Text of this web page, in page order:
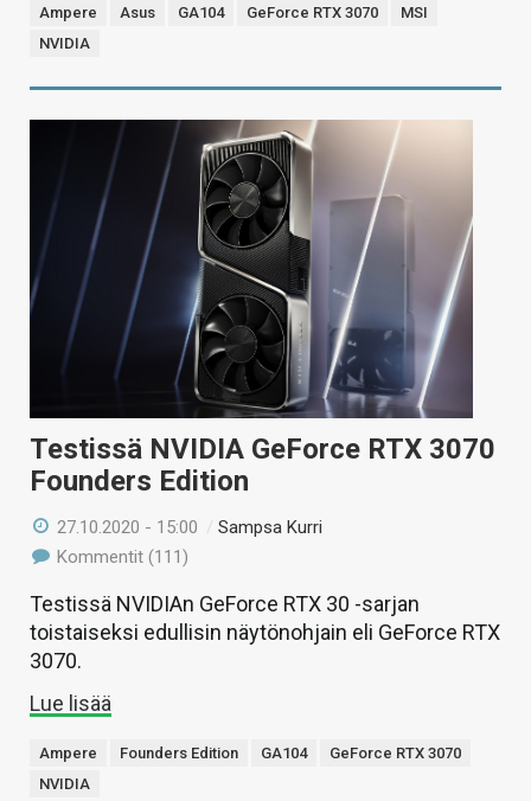
Ampere Asus GA104 GeForce RTX 3070
MSI
NVIDIA
Testissä NVIDIA GeForce RTX 3070
Founders Edition
27.10.2020 - 15:00 /Sampsa Kurri
Kommentit (111)
Testissä NVIDIAn GeForce RTX 30 -sarjan
toistaiseksi edullisin näytönohjain eli GeForce RTX
3070.
Lue lisää
Ampere Founders Edition GA104
GeForce RTX 3070
NVIDIA